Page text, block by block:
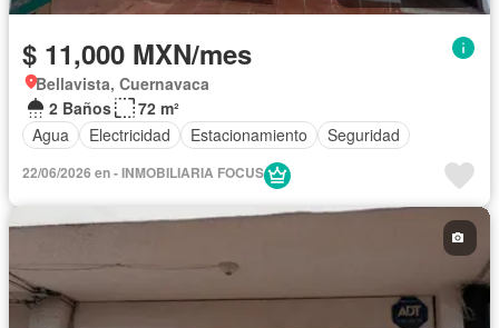
$ 11,000 MXN/mes
Bellavista, Cuernavaca
2 Baños
72 m²
Agua
Electricidad Estacionamiento Seguridad
22/06/2026 en - INMOBILIARIA FOCUS